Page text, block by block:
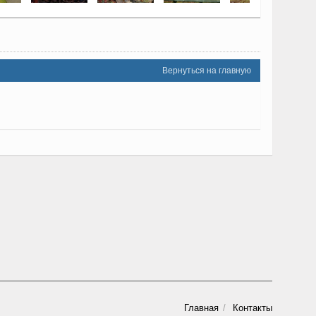
Вернуться на главную
Главная Контакты